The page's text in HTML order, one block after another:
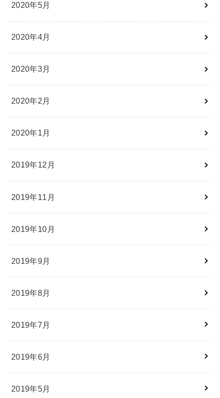
2020年5月
2020年4月
2020年3月
2020年2月
2020年1月
2019年12月
2019年11月
2019年10月
2019年9月
2019年8月
2019年7月
2019年6月
2019年5月